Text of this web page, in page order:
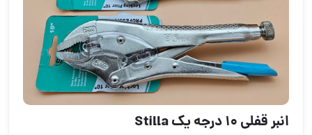
انبر قفلی ۱۰ درجه یک Stilla